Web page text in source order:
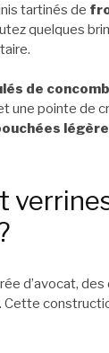
tartinés de
quelques
de
une pointe de
d’avocat,